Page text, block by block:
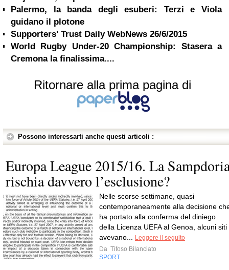
Palermo, la banda degli esuberi: Terzi e Viola
guidano il plotone
Supporters' Trust Daily WebNews 26/6/2015
World Rugby Under-20 Championship: Stasera a
Cremona la finalissima....
Ritornare alla prima pagina di
Possono interessarti anche questi articoli :
Europa League 2015/16. La
rischia davvero l’esclusione?
Nelle scorse settimane, quasi
contemporaneamente alla decisione
ha portato alla conferma del diniego
della Licenza UEFA al Genoa, alcuni siti
avevano...
Leggere il seguito
Da Tifoso Bilanciato
SPORT